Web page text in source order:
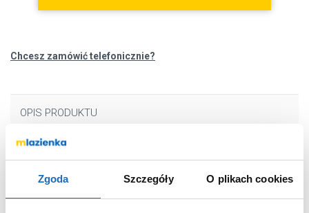
Zgoda Szczegóły O plikach cookies
Chcesz zamówić telefonicznie?
OPIS PRODUKTU